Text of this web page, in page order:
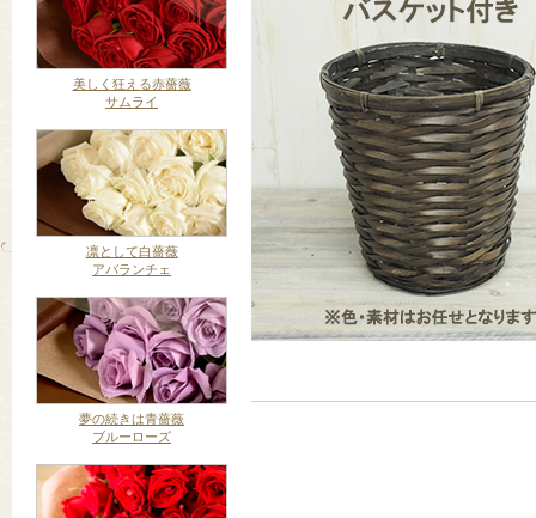
美しく狂える赤薔薇
サムライ
凛として白薔薇
アバランチェ
夢の続きは青薔薇
ブルーローズ